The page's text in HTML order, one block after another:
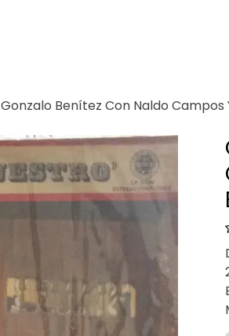
Gonzalo Benítez Con Naldo